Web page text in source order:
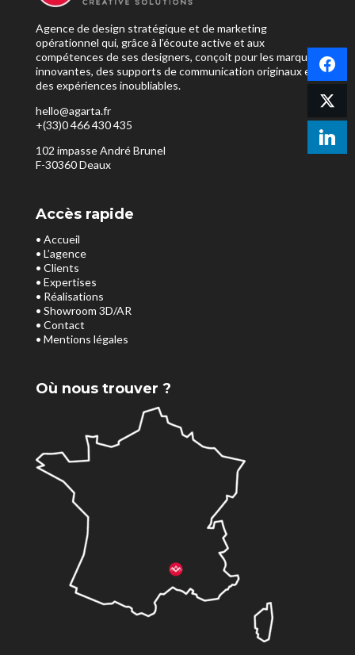
Agence de design stratégique et de marketing
opérationnel qui, grâce à l’écoute active et aux
compétences de ses designers, conçoit pour les marques
innovantes, des supports de communication originaux et
des expériences inoubliables.
hello@agarta.fr
+(33)0 466 430 435
102 impasse André Brunel
F-30360 Deaux
Accès rapide
• Accueil
• L’agence
• Clients
• Expertises
• Réalisations
• Showroom 3D/AR
• Contact
• Mentions légales
Où nous trouver ?